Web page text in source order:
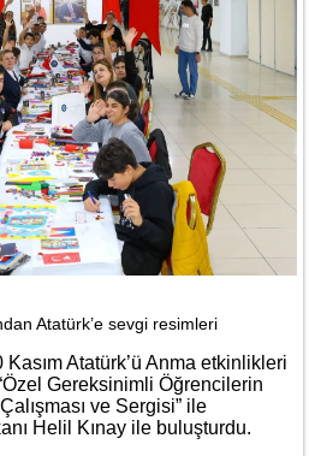
Atatürk’e sevgi resimleri
Atatürk’ü Anma etkinlikleri
Gereksinimli Öğrencilerin
ve Sergisi” ile
Helil Kınay ile buluşturdu.